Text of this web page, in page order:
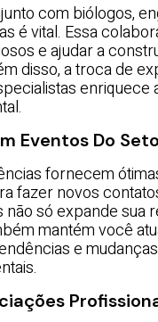
com biólogos,
é vital. Essa
e ajudar a
disso, a troca de
enriquece
Eventos Do
fornecem
fazer novos
só expande sua
mantém você
e